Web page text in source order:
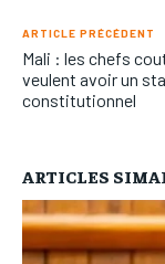
ARTICLE PRÉCÉDENT
Mali : les chefs
veulent avoir un
constitutionnel
ARTICLES